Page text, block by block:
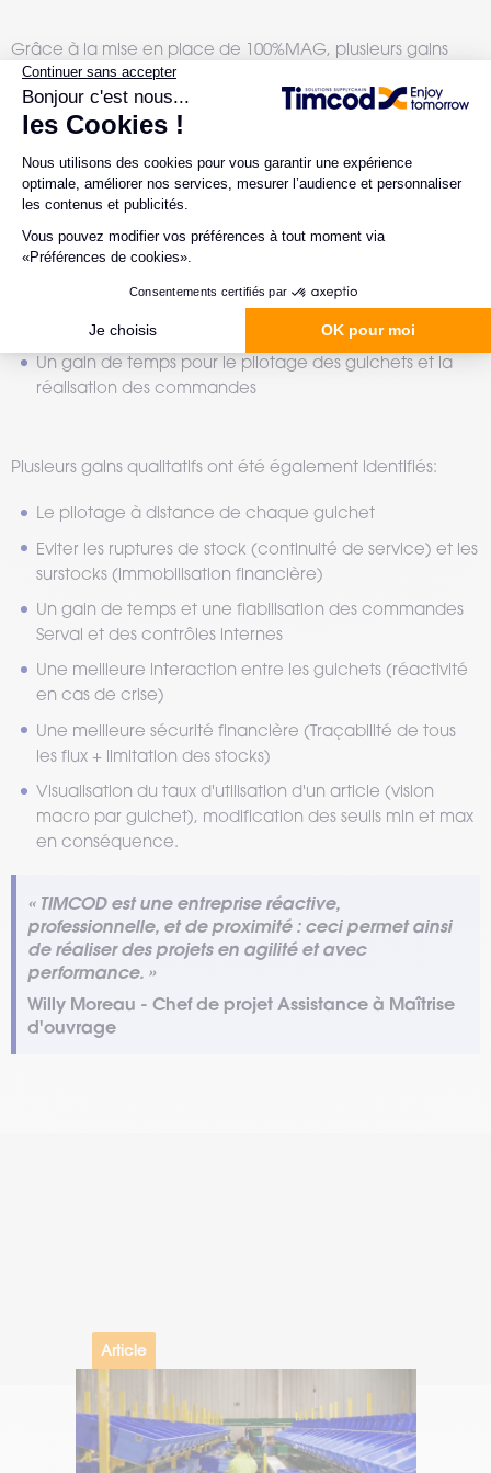
Grâce à la mise en place de 100%MAG, plusieurs gains
quantitatifs ont été identifiés :
La diminution des commandes de matériel après la
La diminution du volume et du coût du matériel stocké
au sein des guichets (BFR)
Une meilleure gestion des commandes de matériels
(OPEX/CAPEX, plus proche de la réalité)
Un lissage des commandes (donc des livraisons) sur le
Un gain de temps pour le pilotage des guichets et la
réalisation des commandes
Plusieurs gains qualitatifs ont été également identifiés:
Le pilotage à distance de chaque guichet
Eviter les ruptures de stock (continuité de service) et les
surstocks (immobilisation financière)
Un gain de temps et une fiabilisation des commandes
Serval et des contrôles internes
Une meilleure interaction entre les guichets (réactivité
en cas de crise)
Une meilleure sécurité financière (Traçabilité de tous
les flux + limitation des stocks)
Visualisation du taux d'utilisation d'un article (vision
macro par guichet), modification des seuils min et max
en conséquence.
« TIMCOD est une entreprise réactive,
professionnelle, et de proximité : ceci permet ainsi
de réaliser des projets en agilité et avec
performance. »
Willy Moreau - Chef de projet Assistance à Maîtrise
d'ouvrage
Article
#Entrepôt 4.0
#Traçabilité
27.07.2026